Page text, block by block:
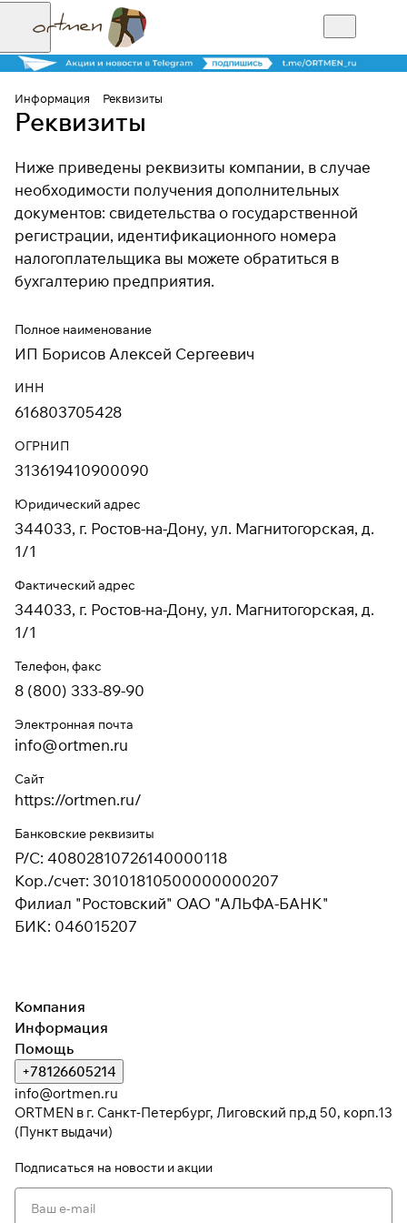
Информация Реквизиты
Реквизиты
Ниже приведены реквизиты компании, в случае
необходимости получения дополнительных
документов: свидетельства о государственной
регистрации, идентификационного номера
налогоплательщика вы можете обратиться в
бухгалтерию предприятия.
Полное наименование
ИП Борисов Алексей Сергеевич
ИНН
616803705428
ОГРНИП
313619410900090
Юридический адрес
344033, г. Ростов-на-Дону, ул. Магнитогорская, д.
1/1
Фактический адрес
344033, г. Ростов-на-Дону, ул. Магнитогорская, д.
1/1
Телефон, факс
8 (800) 333-89-90
Электронная почта
info@ortmen.ru
Сайт
https://ortmen.ru/
Банковские реквизиты
Р/С: 40802810726140000118
Кор./счет: 30101810500000000207
Филиал "Ростовский" ОАО "АЛЬФА-БАНК"
БИК: 046015207
Компания
Информация
Помощь
+78126605214
info@ortmen.ru
ORTMEN в г. Санкт-Петербург, Лиговский пр,д 50, корп.13
(Пункт выдачи)
Подписаться на новости и акции